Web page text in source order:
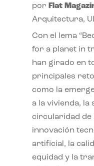
por Flat
Arquitectura,
Con el lema
for a planet in
han girado en
principales
como la
a la vivienda, la
circularidad de
innovación
artificial, la
equidad y la